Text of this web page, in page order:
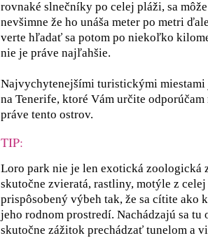
rovnaké slnečníky po celej pláži, sa
nevšimne že ho unáša meter po metri
verte hľadať sa potom po niekoľko
nie je práve najľahšie.
Najvychytenejšími turistickými miestami
na Tenerife, ktoré Vám určite
práve tento ostrov.
TIP:
Loro park nie je len exotická zoologická
skutočne zvieratá, rastliny, motýle z celej
prispôsobený výbeh tak, že sa cítite ako
jeho rodnom prostredí. Nachádzajú sa tu
skutočne zážitok prechádzať tunelom a